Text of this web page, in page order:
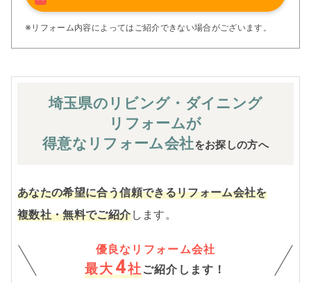
※リフォーム内容によってはご紹介できない場合がございます。
埼玉県のリビング・ダイニング
リフォームが
得意なリフォーム会社をお探しの方へ
あなたの希望に合う信頼できるリフォーム会社を
複数社・無料でご紹介します。
優良なリフォーム会社
最大 4社 ご紹介します！